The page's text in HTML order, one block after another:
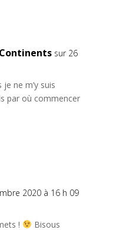
sur 26
je ne m’y suis
par où commencer
2020 à 16 h 09
!
Bisous